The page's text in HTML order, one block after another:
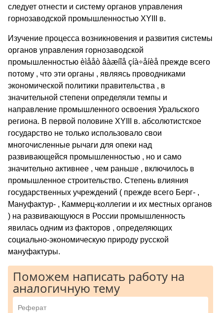
следует отнести и систему органов управления
горнозаводской промышленностью XYIII в.
Изучение процесса возникновения и развития системы
органов управления горнозаводской
промышленностью èìååò âàæíîå çíà÷åíèå прежде всего
потому , что эти органы , являясь проводниками
экономической политики правительства , в
значительной степени определяли темпы и
направление промышленного освоения Уральского
региона. В первой половине XYIII в. абсолютистское
государство не только использовало свои
многочисленные рычаги для опеки над
развивающейся промышленностью , но и само
значительно активнее , чем раньше , включилось в
промышленное строительство. Степень влияния
государственных учреждений ( прежде всего Берг- ,
Мануфактур- , Каммерц-коллегии и их местных органов
) на развивающуюся в России промышленность
явилась одним из факторов , определяющих
социально-экономическую природу русской
мануфактуры.
Поможем написать работу на
аналогичную тему
Реферат